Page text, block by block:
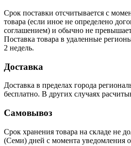
Срок поставки отсчитывается с
товара (если иное не определено
соглашением) и обычно не
Поставка товара в удаленные
2 недель.
Доставка
Доставка в пределах города
бесплатно. В других случаях
Самовывоз
Срок хранения товара на складе не
(Семи) дней с момента уведомления о